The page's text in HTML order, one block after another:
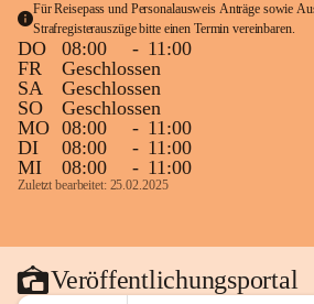
Für Reisepass und Personalausweis Anträge sowie
Strafregisterauszüge bitte einen Termin vereinbaren.
DO 08:00 - 11:00
FR
Geschlossen
SA
Geschlossen
SO
Geschlossen
MO 08:00 - 11:00
DI
08:00 - 11:00
MI
08:00 - 11:00
Zuletzt bearbeitet: 25.02.2025
Veröffentlichungsportal